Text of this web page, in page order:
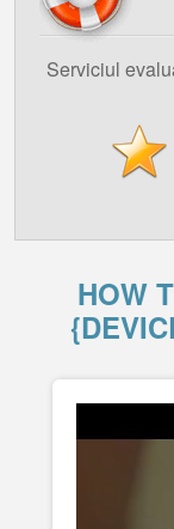
Serviciul
HOW